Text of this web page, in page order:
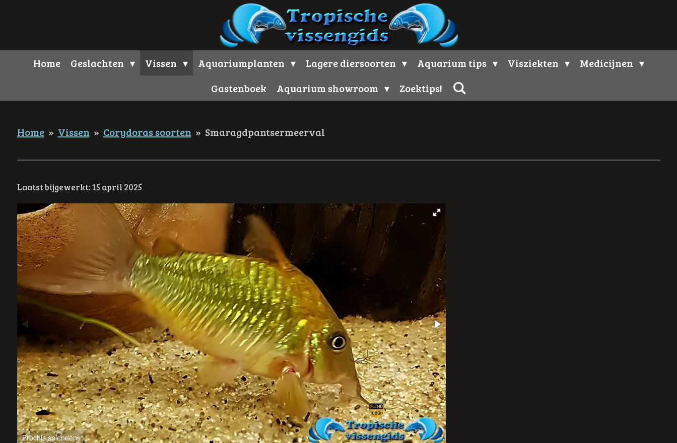
Home Geslachten Vissen Aquariumplanten Lagere diersoorten Aquarium tips Visziekten
Medicijnen
Gastenboek
Aquarium showroom Zoektips!
Home » Vissen » Corydoras soorten » Smaragdpantsermeerval
Laatst bijgewerkt: 15 april 2025
Brochis splendens